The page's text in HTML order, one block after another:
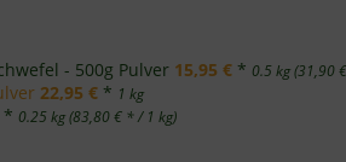
- 500g Pulver 15,95 € * 0.5 kg (31,90
22,95 € * 1 kg
* 0.25 kg (83,80 € * / 1 kg)